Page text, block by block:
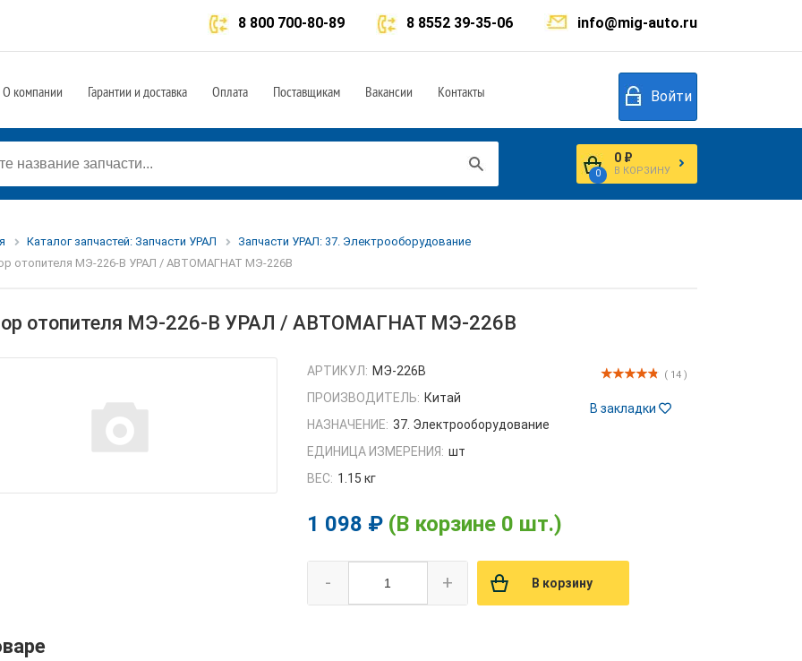
info@mig-auto.ru
8 8552 39-35-06
8 800 700-80-89
О компании Гарантии и доставка Оплата Поставщикам Вакансии Контакты Войти
0
0 ₽
В КОРЗИНУ
Каталог запчастей: Запчасти УРАЛ
Запчасти УРАЛ: 37. Электрооборудование
отопителя МЭ-226-В УРАЛ / АВТОМАГНАТ МЭ-226В
отопителя МЭ-226-В УРАЛ / АВТОМАГНАТ МЭ-226В
( 14 )
В закладки
АРТИКУЛ: МЭ-226В
ПРОИЗВОДИТЕЛЬ: Китай
НАЗНАЧЕНИЕ: 37. Электрооборудование
ЕДИНИЦА ИЗМЕРЕНИЯ: шт
ВЕС: 1.15 кг
1 098 ₽ (В корзине 0 шт.)
- + В корзину